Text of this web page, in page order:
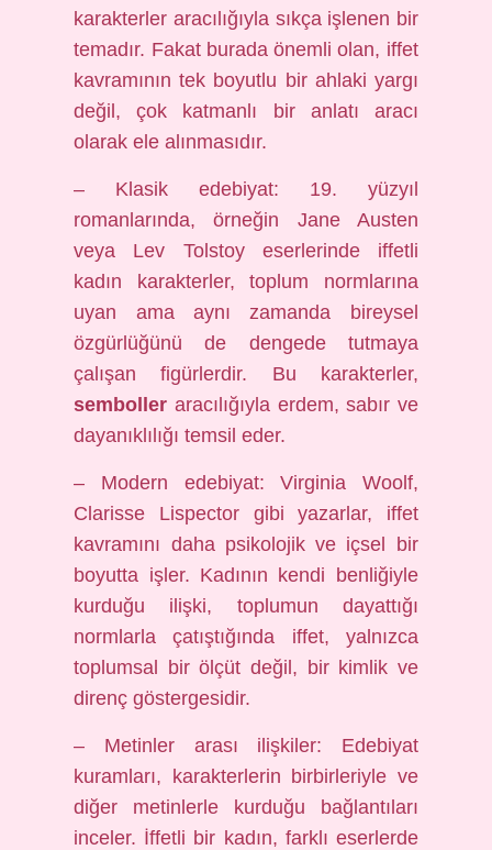
karakterler aracılığıyla sıkça işlenen bir
temadır. Fakat burada önemli olan, iffet
kavramının tek boyutlu bir ahlaki yargı
değil, çok katmanlı bir anlatı aracı
olarak ele alınmasıdır.
– Klasik edebiyat: 19. yüzyıl
romanlarında, örneğin Jane Austen
veya Lev Tolstoy eserlerinde iffetli
kadın karakterler, toplum normlarına
uyan ama aynı zamanda bireysel
özgürlüğünü de dengede tutmaya
çalışan figürlerdir. Bu karakterler,
semboller aracılığıyla erdem, sabır ve
dayanıklılığı temsil eder.
– Modern edebiyat: Virginia Woolf,
Clarisse Lispector gibi yazarlar, iffet
kavramını daha psikolojik ve içsel bir
boyutta işler. Kadının kendi benliğiyle
kurduğu ilişki, toplumun dayattığı
normlarla çatıştığında iffet, yalnızca
toplumsal bir ölçüt değil, bir kimlik ve
direnç göstergesidir.
– Metinler arası ilişkiler: Edebiyat
kuramları, karakterlerin birbirleriyle ve
diğer metinlerle kurduğu bağlantıları
inceler. İffetli bir kadın, farklı eserlerde